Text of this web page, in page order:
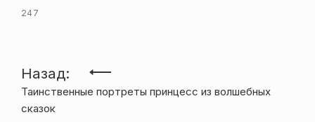
247
Навигация
по
Назад:
Таинственные портреты принцесс из волшебных
сказок